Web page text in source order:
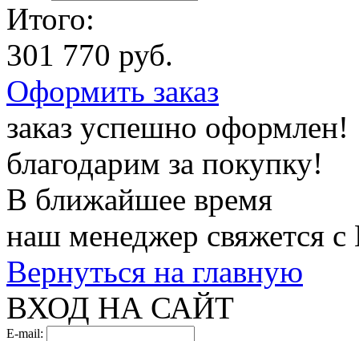
Итого:
301 770 руб.
Оформить заказ
заказ успешно оформлен!
благодарим за покупку!
В ближайшее время
наш менеджер свяжется
Вернуться на главную
ВХОД НА САЙТ
E-mail: